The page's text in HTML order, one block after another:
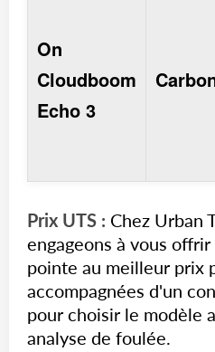
On
Cloudboom
Echo 3
Prix UTS : Chez Urban
engageons à vous
pointe au meilleur prix
accompagnées d'un
pour choisir le modèle
analyse de foulée.